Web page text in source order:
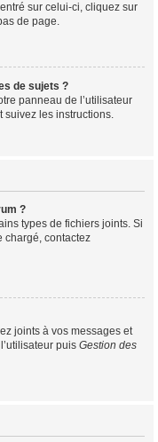
sur celui-ci, cliquez sur
de page.
de sujets ?
panneau de l’utilisateur
suivez les instructions.
?
types de fichiers joints. Si
chargé, contactez
joints à vos messages et
puis Gestion des